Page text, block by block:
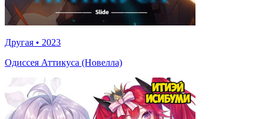
Другая • 2023
Одиссея Аттикуса (Новелла)